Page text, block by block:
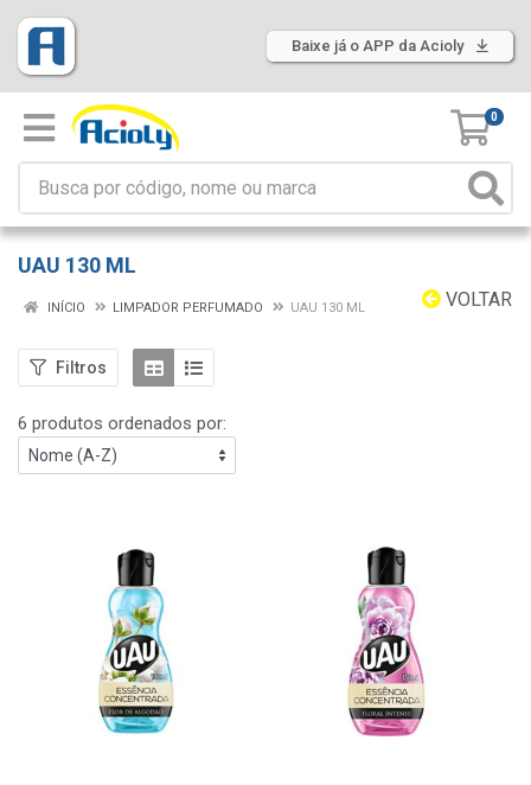
Baixe já o APP da Acioly
0
UAU 130 ML
VOLTAR
INÍCIO LIMPADOR PERFUMADO UAU 130 ML
Filtros
6 produtos ordenados por: